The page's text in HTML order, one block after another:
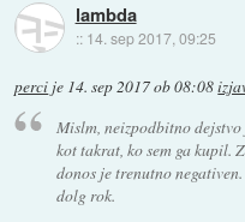
lambda
:: 14. sep 2017, 09:25
perci je 14. sep 2017 ob 08:08
Mislm, neizpodbitno
kot takrat, ko sem ga kupil.
donos je trenutno
dolg rok.